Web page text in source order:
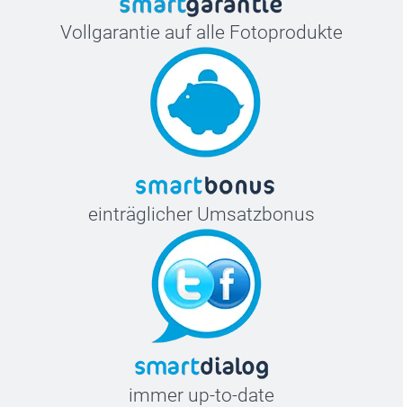
Vollgarantie auf alle Fotoprodukte
einträglicher Umsatzbonus
immer up-to-date